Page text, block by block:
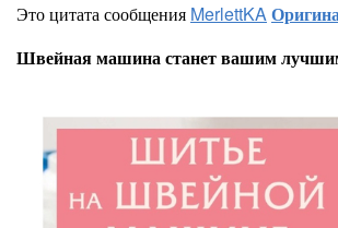
Это цитата сообщения MerlettKA
Швейная машина станет вашим